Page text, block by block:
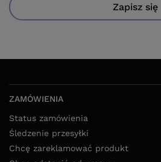
Zapisz się
ZAMÓWIENIA
Status zamówienia
Śledzenie przesyłki
Chcę zareklamować produkt